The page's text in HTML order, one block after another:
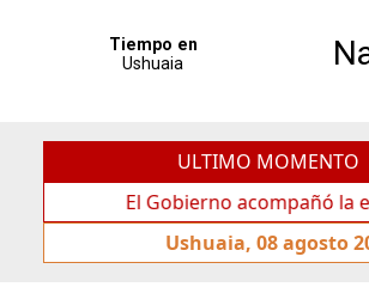
ULTIMO MOMENTO
El Gobierno acompañó la entrega
Ushuaia, 08 agosto